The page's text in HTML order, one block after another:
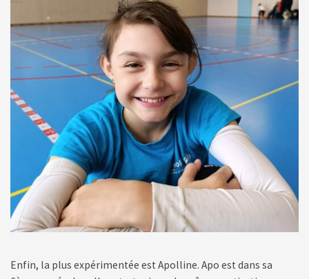
Enfin, la plus expérimentée est Apolline. Apo est dans sa